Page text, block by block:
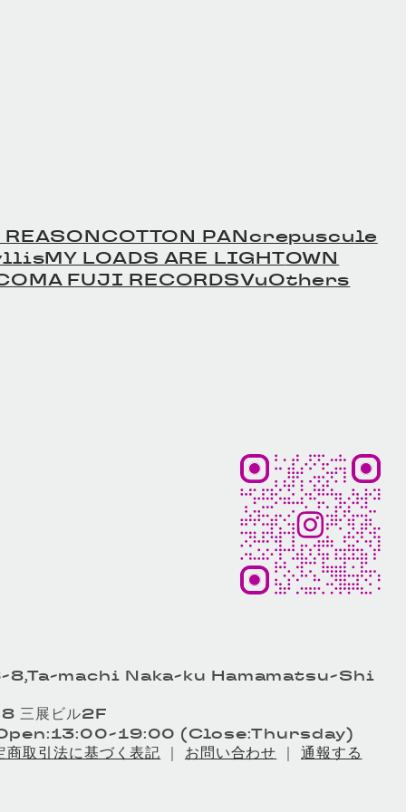
COTTON PANcrepuscule
MY LOADS ARE LIGHTOWN
FUJI RECORDSVuOthers
8,Ta-machi Naka-ku Hamamatsu-Shi
三展ビル2F
19:00 (Close:Thursday)
商取引法に基づく表記 ｜ お問い合わせ ｜ 通報する